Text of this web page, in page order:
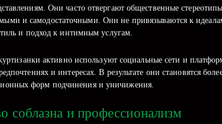
Они часто отвергают общественные
и самодостаточными. Они не привязываются к
и подход к интимным услугам.
активно используют социальные сети и
и интересах. В результате они становятся
форм подчинения и уничижения.
соблазна и профессионализм